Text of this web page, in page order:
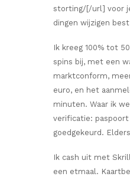
storting/[/url] voor
dingen wijzigen best
Ik kreeg 100% tot
spins bij, met een
marktconform,
euro, en het
minuten. Waar ik
verificatie: paspoort
goedgekeurd.
Ik cash uit met
een etmaal.